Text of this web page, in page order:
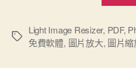
標
Light Image Resizer, PDF,
免費軟體, 圖片放大, 圖片